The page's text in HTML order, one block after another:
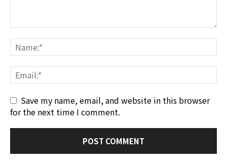
Save my name, email, and website in this browser
for the next time I comment.